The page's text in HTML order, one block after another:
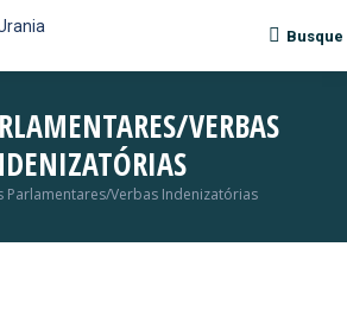
Search:
Busque
VERBAS
Parlamentares/Verbas Indenizatórias